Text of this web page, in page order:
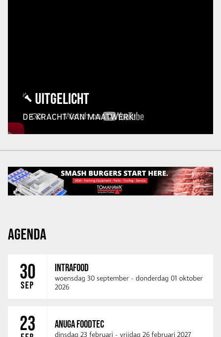
UITGELICHT
DE KRACHT VAN MAATWERK!
AGENDA
30
SEP
INTRAFOOD
woensdag 30 september - donderdag 01 oktober
2026
23 ANUGA FOODTEC
dinsdag 23 februari - vrijdag 26 februari 2027